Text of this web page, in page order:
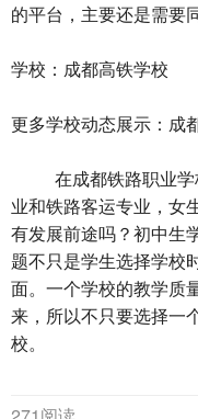
的平台，主要还是需要
学校：成都高铁学校
更多学校动态展示：成
在成都铁路职业
业和铁路客运专业，女
有发展前途吗？初中生
题不只是学生选择学校
面。一个学校的教学质
来，所以不只要选择一
校。